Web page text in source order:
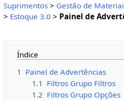
Suprimentos> Gestão de
> Estoque 3.0 > Painel de
Índice
1 Painel de Advertências
1.1 Filtros Grupo Filtros
1.2 Filtros Grupo Opções